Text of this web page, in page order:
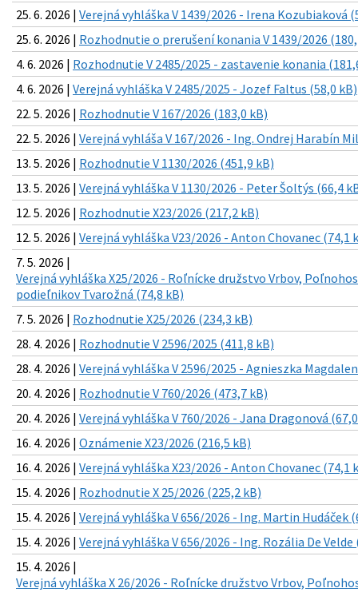
25. 6. 2026 | Verejná vyhláška V 1439/2026 - Irena Kozubiaková
25. 6. 2026 | Rozhodnutie o prerušení konania V 1439/2026
4. 6. 2026 | Rozhodnutie V 2485/2025 - zastavenie konania
4. 6. 2026 | Verejná vyhláška V 2485/2025 - Jozef Faltus (58,0 kB)
22. 5. 2026 | Rozhodnutie V 167/2026 (183,0 kB)
22. 5. 2026 | Verejná vyhláša V 167/2026 - Ing. Ondrej Harabín
13. 5. 2026 | Rozhodnutie V 1130/2026 (451,9 kB)
13. 5. 2026 | Verejná vyhláška V 1130/2026 - Peter Šoltýs (66,4
12. 5. 2026 | Rozhodnutie X23/2026 (217,2 kB)
12. 5. 2026 | Verejná vyhláška V23/2026 - Anton Chovanec (74,1
7. 5. 2026 |
Verejná vyhláška X25/2026 - Roľnícke družstvo Vrbov,
podieľnikov Tvarožná (74,8 kB)
7. 5. 2026 | Rozhodnutie X25/2026 (234,3 kB)
28. 4. 2026 | Rozhodnutie V 2596/2025 (411,8 kB)
28. 4. 2026 | Verejná vyhláška V 2596/2025 - Agnieszka
20. 4. 2026 | Rozhodnutie V 760/2026 (473,7 kB)
20. 4. 2026 | Verejná vyhláška V 760/2026 - Jana Dragonová
16. 4. 2026 | Oznámenie X23/2026 (216,5 kB)
16. 4. 2026 | Verejná vyhláška X23/2026 - Anton Chovanec (74,1
15. 4. 2026 | Rozhodnutie X 25/2026 (225,2 kB)
15. 4. 2026 | Verejná vyhláška V 656/2026 - Ing. Martin Hudáček
15. 4. 2026 | Verejná vyhláška V 656/2026 - Ing. Rozália De Velde
15. 4. 2026 |
Verejná vyhláška X 26/2026 - Roľnícke družstvo Vrbov,